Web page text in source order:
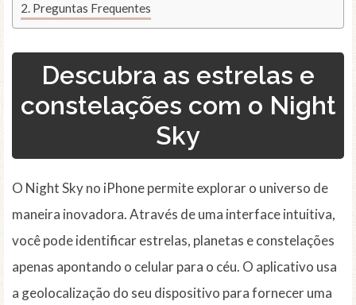
Preguntas Frequentes
Descubra as estrelas e
constelações com o Night
Sky
O Night Sky no iPhone permite explorar o universo de
maneira inovadora. Através de uma interface intuitiva,
você pode identificar estrelas, planetas e constelações
apenas apontando o celular para o céu. O aplicativo usa
a geolocalização do seu dispositivo para fornecer uma